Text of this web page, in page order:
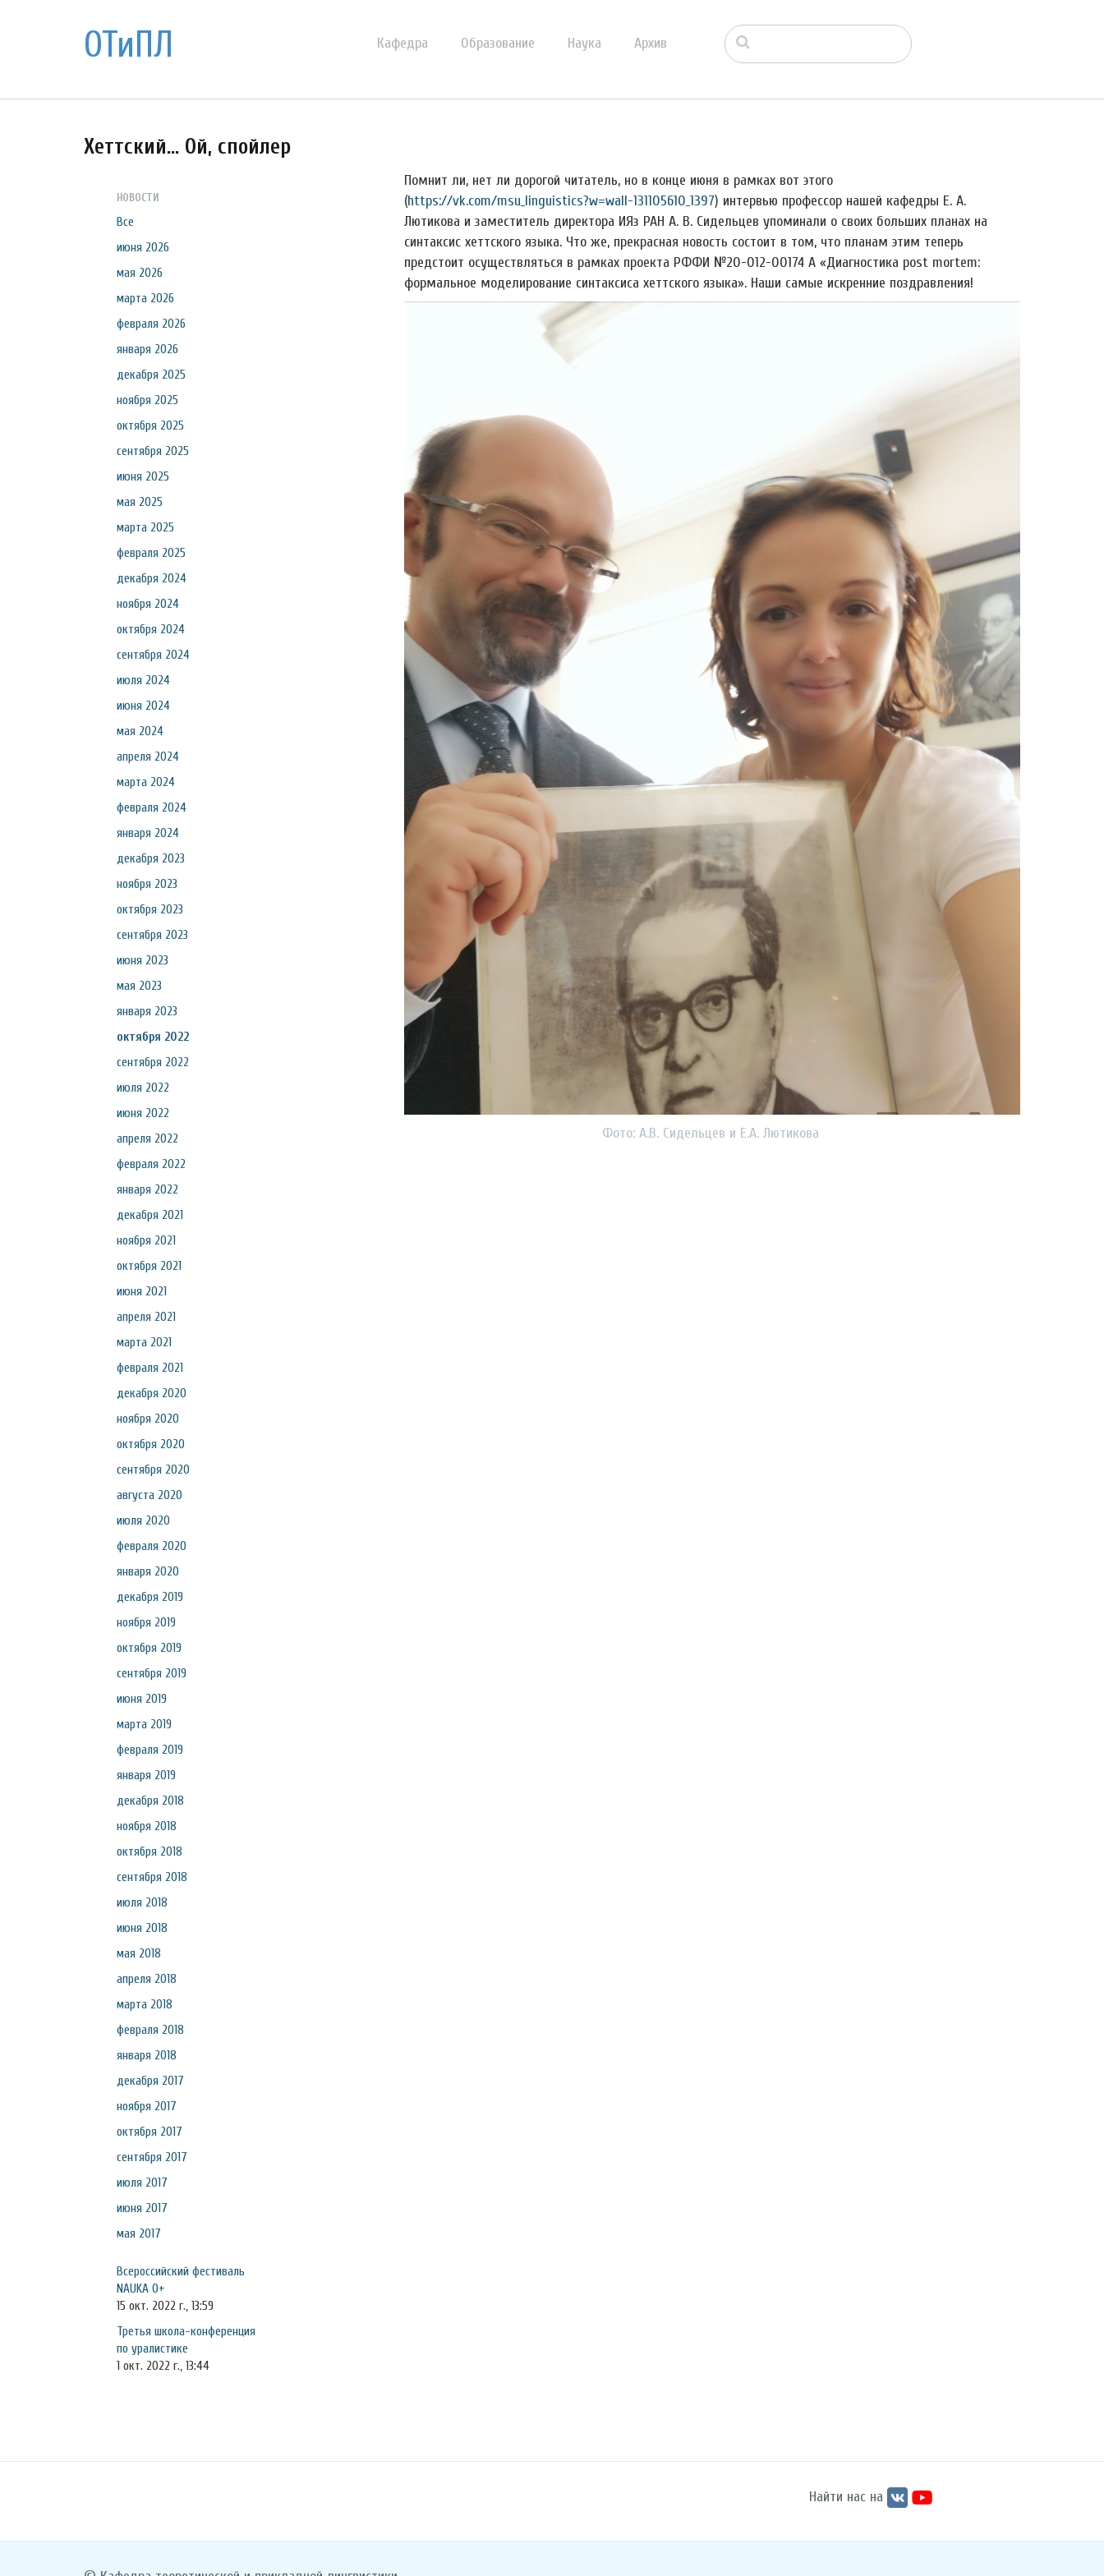
ОТиПЛ Кафедра Образование Наука Архив
Хеттский... Ой, спойлер
НОВОСТИ
Все
июня 2026
мая 2026
марта 2026
февраля 2026
января 2026
декабря 2025
ноября 2025
октября 2025
сентября 2025
июня 2025
мая 2025
марта 2025
февраля 2025
декабря 2024
ноября 2024
октября 2024
сентября 2024
июля 2024
июня 2024
мая 2024
апреля 2024
марта 2024
февраля 2024
января 2024
декабря 2023
ноября 2023
октября 2023
сентября 2023
июня 2023
мая 2023
января 2023
октября 2022
сентября 2022
июля 2022
июня 2022
апреля 2022
февраля 2022
января 2022
декабря 2021
ноября 2021
октября 2021
июня 2021
апреля 2021
марта 2021
февраля 2021
декабря 2020
ноября 2020
октября 2020
сентября 2020
августа 2020
июля 2020
февраля 2020
января 2020
декабря 2019
ноября 2019
октября 2019
сентября 2019
июня 2019
марта 2019
февраля 2019
января 2019
декабря 2018
ноября 2018
октября 2018
сентября 2018
июля 2018
июня 2018
мая 2018
апреля 2018
марта 2018
февраля 2018
января 2018
декабря 2017
ноября 2017
октября 2017
сентября 2017
июля 2017
июня 2017
мая 2017
Всероссийский фестиваль
NAUKA 0+
15 окт. 2022 г., 13:59
Третья школа-конференция
по уралистике
1 окт. 2022 г., 13:44
Помнит ли, нет ли дорогой читатель, но в конце июня в рамках вот этого
(https://vk.com/msu_linguistics?w=wall-131105610_1397) интервью профессор нашей кафедры Е. А.
Лютикова и заместитель директора ИЯз РАН А. В. Сидельцев упоминали о своих больших планах на
синтаксис хеттского языка. Что же, прекрасная новость состоит в том, что планам этим теперь
предстоит осуществляться в рамках проекта РФФИ №20-012-00174 А «Диагностика post mortem:
формальное моделирование синтаксиса хеттского языка». Наши самые искренние поздравления!
Фото: А.В. Сидельцев и Е.А. Лютикова
Найти нас на